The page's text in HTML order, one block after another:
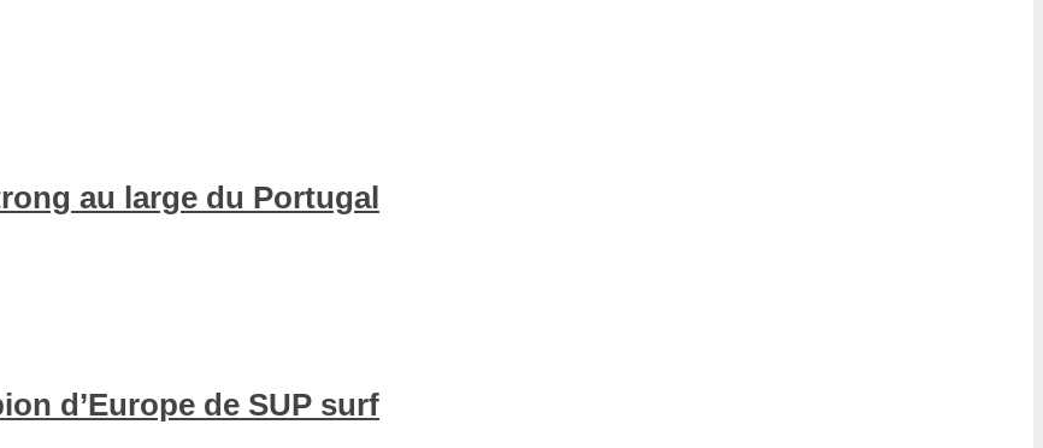
au large du Portugal
d’Europe de SUP surf